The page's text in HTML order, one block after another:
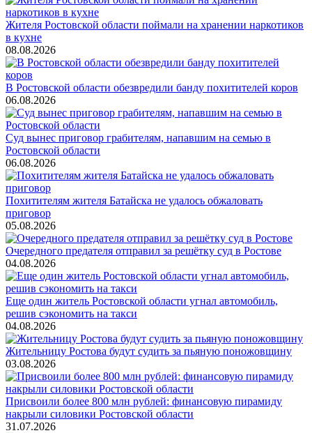
Жителя Ростовской области поймали на хранении наркотиков
в кухне
08.08.2026
В Ростовской области обезвредили банду похитителей коров
06.08.2026
Суд вынес приговор грабителям, напавшим на семью в
Ростовской области
06.08.2026
Похитителям жителя Батайска не удалось обжаловать
приговор
05.08.2026
Очередного предателя отправил за решётку суд в Ростове
04.08.2026
Еще один житель Ростовской области угнал автомобиль,
решив сэкономить на такси
04.08.2026
Жительницу Ростова будут судить за пьяную поножовщину
03.08.2026
Присвоили более 800 млн рублей: финансовую пирамиду
накрыли силовики Ростовской области
31.07.2026